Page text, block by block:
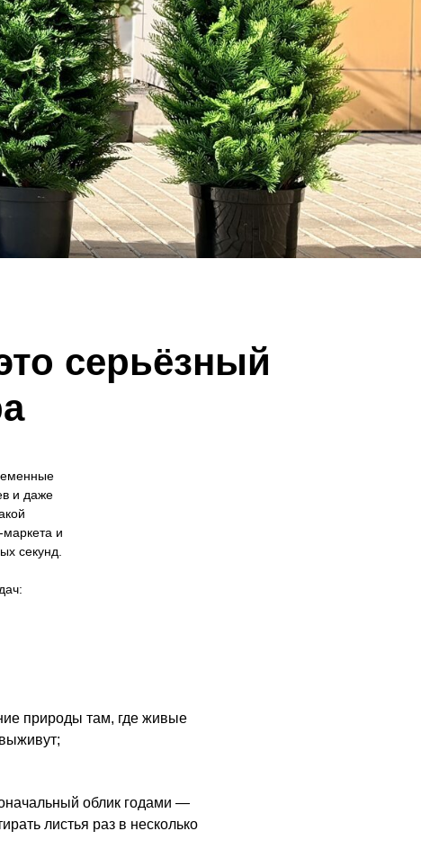
серьёзный
и даже
и
секунд.
природы там, где живые
облик годами —
листья раз в несколько